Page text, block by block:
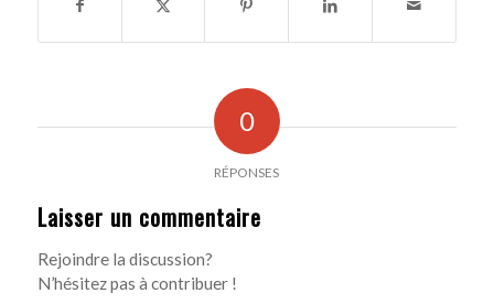
0
RÉPONSES
Laisser un commentaire
Rejoindre la discussion?
N’hésitez pas à contribuer !